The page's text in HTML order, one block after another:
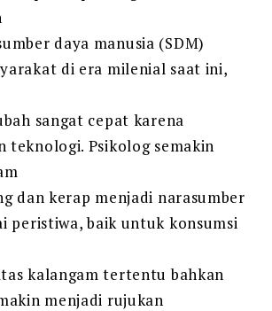
daya manusia (SDM)
di era milenial saat ini,
sangat cepat karena
teknologi. Psikolog semakin
dan kerap menjadi narasumber
peristiwa, baik untuk konsumsi
kalangam tertentu bahkan
menjadi rujukan